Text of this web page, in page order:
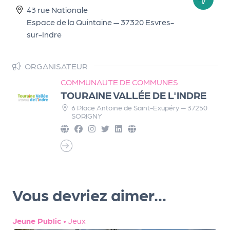
43 rue Nationale
Espace de la Quintaine — 37320 Esvres-
sur-Indre
ORGANISATEUR
COMMUNAUTE DE COMMUNES
TOURAINE VALLÉE DE L'INDRE
6 Place Antoine de Saint-Exupéry — 37250
SORIGNY
Vous devriez aimer...
Jeune Public • Jeux
r
r
p
o
v
è
e